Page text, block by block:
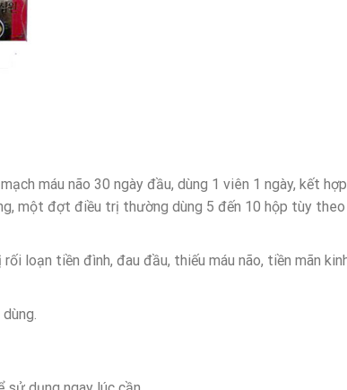
máu não 30 ngày đầu, dùng 1 viên 1 ngày, kết hợp
một đợt điều trị thường dùng 5 đến 10 hộp tùy theo
loạn tiền đình, đau đầu, thiếu máu não, tiền mãn